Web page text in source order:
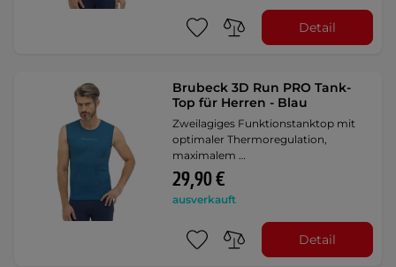
Detail
Brubeck 3D Run PRO Tank-
Top für Herren - Blau
Zweilagiges Funktionstanktop mit
optimaler Thermoregulation,
maximalem …
29,90 €
ausverkauft
Detail